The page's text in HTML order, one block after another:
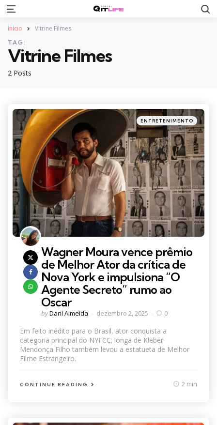
Menu
Início Vitrine Filmes
2 Posts
TAG:
Vitrine Filmes
Categories
Posted
in
ENTRETENIMENTO
Wagner Moura vence prêmio
de Melhor Ator da crítica de
Nova York e impulsiona “O
Agente Secreto” rumo ao
Oscar
Posted
byDani Almeida dezembro 2, 2025 0
Em feito inédito para o Brasil, ator conquista a
categoria principal do NYFCC; longa de Kleber
Mendonça Filho também levou a estatueta de Melhor
Filme Estrangeiro.
CONTINUE READING 2 min